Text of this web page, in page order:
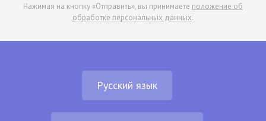
Нажимая на кнопку «Отправить», вы принимаете положение об
обработке персональных данных.
Русский язык